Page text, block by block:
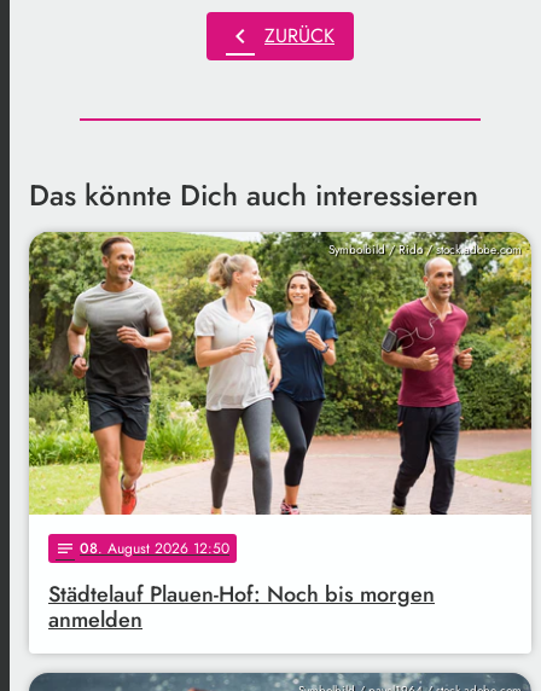
chevron_left ZURÜCK
Das könnte Dich auch interessieren
Symbolbild / Rido / stock.adobe.com
notes 08. August 2026 12:50
Städtelauf Plauen-Hof: Noch bis morgen
anmelden